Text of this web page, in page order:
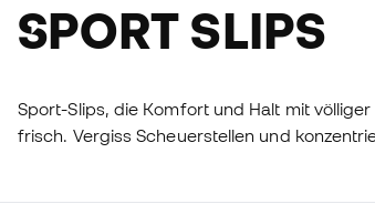
SPORT SLIPS
Sport-Slips, die Komfort und Halt mit
frisch. Vergiss Scheuerstellen und